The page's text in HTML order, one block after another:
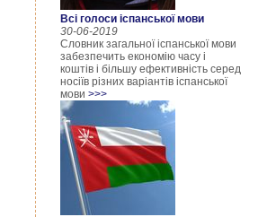
Всі голоси іспанської мови
30-06-2019
Словник загальної іспанської мови
забезпечить економію часу і
коштів і більшу ефективність серед
носіїв різних варіантів іспанської
мови>>>